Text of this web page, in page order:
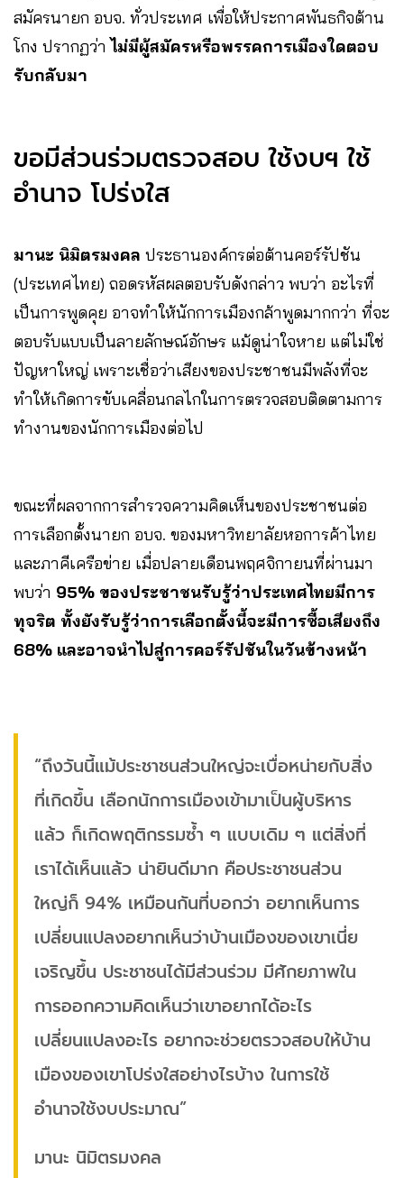
สมัครนายก อบจ. ทั่วประเทศ เพื่อให้ประกาศพันธกิจต้าน
โกง ปรากฏว่าไม่มีผู้สมัครหรือพรรคการเมืองใดตอบ
รับกลับมา
ขอมีส่วนร่วมตรวจสอบ ใช้งบฯ ใช้
อำนาจ โปร่งใส
มานะ นิมิตรมงคล ประธานองค์กรต่อต้านคอร์รัปชัน
(ประเทศไทย) ถอดรหัสผลตอบรับดังกล่าว พบว่า อะไรที่
เป็นการพูดคุย อาจทำให้นักการเมืองกล้าพูดมากกว่า ที่จะ
ตอบรับแบบเป็นลายลักษณ์อักษร แม้ดูน่าใจหาย แต่ไม่ใช่
ปัญหาใหญ่ เพราะเชื่อว่าเสียงของประชาชนมีพลังที่จะ
ทำให้เกิดการขับเคลื่อนกลไกในการตรวจสอบติดตามการ
ทำงานของนักการเมืองต่อไป
ขณะที่ผลจากการสำรวจความคิดเห็นของประชาชนต่อ
การเลือกตั้งนายก อบจ. ของมหาวิทยาลัยหอการค้าไทย
และภาคีเครือข่าย เมื่อปลายเดือนพฤศจิกายนที่ผ่านมา
พบว่า 95% ของประชาชนรับรู้ว่าประเทศไทยมีการ
ทุจริต ทั้งยังรับรู้ว่าการเลือกตั้งนี้จะมีการซื้อเสียงถึง
68% และอาจนำไปสู่การคอร์รัปชันในวันข้างหน้า
“ถึงวันนี้แม้ประชาชนส่วนใหญ่จะเบื่อหน่ายกับสิ่ง
ที่เกิดขึ้น เลือกนักการเมืองเข้ามาเป็นผู้บริหาร
แล้ว ก็เกิดพฤติกรรมซ้ำ ๆ แบบเดิม ๆ แต่สิ่งที่
เราได้เห็นแล้ว น่ายินดีมาก คือประชาชนส่วน
ใหญ่ก็ 94% เหมือนกันที่บอกว่า อยากเห็นการ
เปลี่ยนแปลงอยากเห็นว่าบ้านเมืองของเขาเนี่ย
เจริญขึ้น ประชาชนได้มีส่วนร่วม มีศักยภาพใน
การออกความคิดเห็นว่าเขาอยากได้อะไร
เปลี่ยนแปลงอะไร อยากจะช่วยตรวจสอบให้บ้าน
เมืองของเขาโปร่งใสอย่างไรบ้าง ในการใช้
อำนาจใช้งบประมาณ”
มานะ นิมิตรมงคล